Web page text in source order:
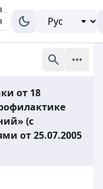
от 18
(с
от 25.07.2005